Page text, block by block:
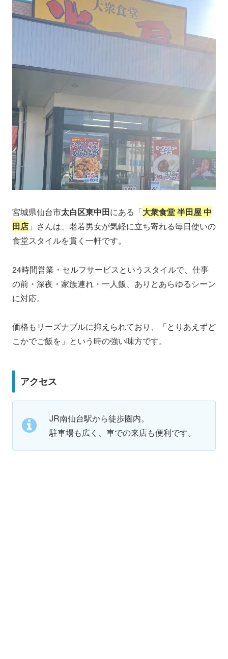
宮城県仙台市太白区東中田にある「大衆食堂 半田屋 中
田店 」さんは、老若男女が気軽に立ち寄れる毎日使いの
食堂スタイルを貫く一軒です。
24時間営業・セルフサービスというスタイルで、仕事
の前・深夜・家族連れ・一人飯、ありとあらゆるシーン
に対応。
価格もリーズナブルに抑えられており、「とりあえずど
こかでご飯を」という時の強い味方です。
アクセス
JR南仙台駅から徒歩圏内。
駐車場も広く、車での来店も便利です。